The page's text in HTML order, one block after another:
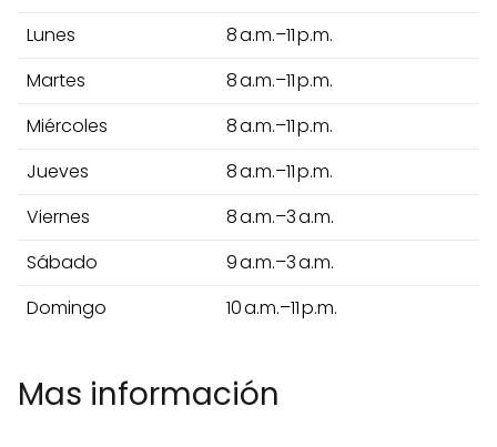
Lunes
8 a.m.–11 p.m.
Martes
8 a.m.–11 p.m.
Miércoles
8 a.m.–11 p.m.
Jueves
8 a.m.–11 p.m.
Viernes
8 a.m.–3 a.m.
Sábado
9 a.m.–3 a.m.
Domingo
10 a.m.–11 p.m.
Mas información